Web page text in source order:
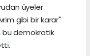
üyeler
gibi bir karar"
bu demokratik